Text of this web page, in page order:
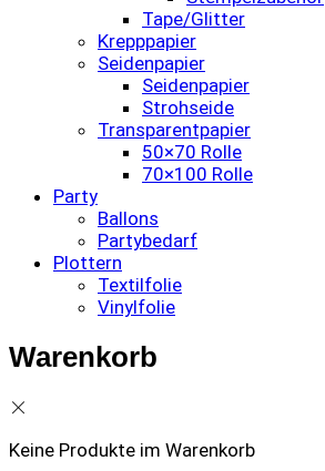
Tape/Glitter
Krepppapier
Seidenpapier
Seidenpapier
Strohseide
Transparentpapier
50×70 Rolle
70×100 Rolle
Party
Ballons
Partybedarf
Plottern
Textilfolie
Vinylfolie
Warenkorb
Keine Produkte im Warenkorb